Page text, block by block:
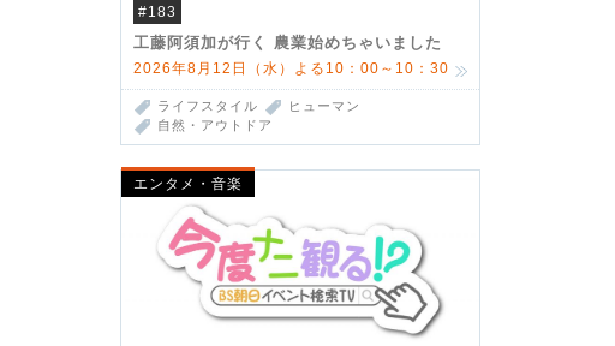
#183
工藤阿須加が行く 農業始めちゃいました
2026年8月12日（水）よる10：00～10：30
ライフスタイル
ヒューマン
自然・アウトドア
エンタメ・音楽